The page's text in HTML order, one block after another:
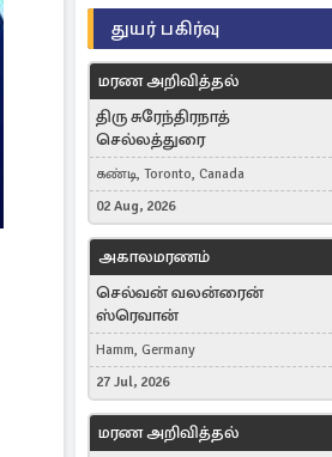
துயர் பகிர்வு
மரண அறிவித்தல்
திரு சுரேந்திரநாத்
செல்லத்துரை
கண்டி, Toronto, Canada
02 Aug, 2026
அகாலமரணம்
செல்வன் வலன்ரைன்
ஸ்ரெவான்
Hamm, Germany
27 Jul, 2026
மரண அறிவித்தல்